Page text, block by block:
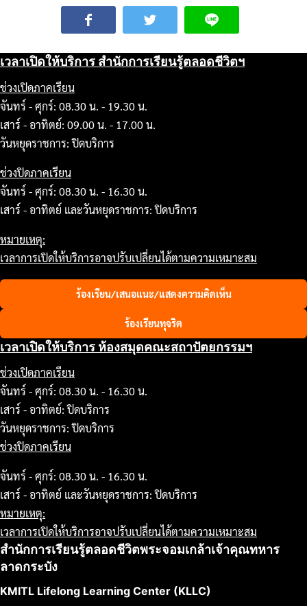
เวลาเปิดให้บริการ สำนักการเรียนรู้ตลอดชีวิตฯ
ช่วงเปิดภาคเรียน
จันทร์ - ศุกร์: 08.30 น. - 19.30 น.
เสาร์ - อาทิตย์: 09.00 น. - 17.00 น.
วันหยุดราชการ: ปิดบริการ
ช่วงปิดภาคเรียน
จันทร์ - ศุกร์: 08.30 น. - 16.30 น.
เสาร์ - อาทิตย์ และวันหยุดราชการ: ปิดบริการ
หมายเหตุ:
เวลาการเปิดให้บริการอาจปรับเปลี่ยนได้ตามความเหมาะสม
ร้องเรียน/เสนอแนะ/แสดงความคิดเห็น
ร้องเรียนทุจริต
เวลาเปิดให้บริการ ห้องสมุดคณะสถาปัตยกรรมฯ
ช่วงเปิดภาคเรียน
จันทร์ - ศุกร์: 08.30 น. - 16.30 น.
เสาร์ - อาทิตย์: ปิดบริการ
วันหยุดราชการ: ปิดบริการ
ช่วงปิดภาคเรียน
จันทร์ - ศุกร์: 08.30 น. - 16.30 น.
เสาร์ - อาทิตย์ และวันหยุดราชการ: ปิดบริการ
หมายเหตุ:
เวลาการเปิดให้บริการอาจปรับเปลี่ยนได้ตามความเหมาะสม
สำนักการเรียนรู้ตลอดชีวิตพระจอมเกล้าเจ้าคุณทหาร
ลาดกระบัง
KMITL Lifelong Learning Center (KLLC)